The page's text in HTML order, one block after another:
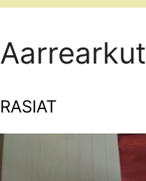
Aarrearkut
RASIAT